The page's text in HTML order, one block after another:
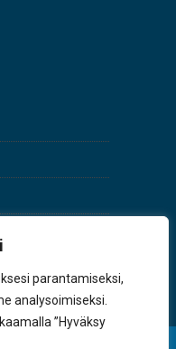
parantamiseksi,
analysoimiseksi.
”Hyväksy